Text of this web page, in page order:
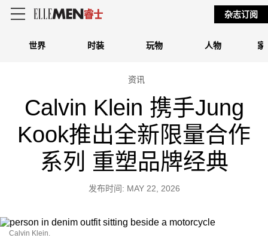
世界 时装 玩物 人物 家
杂志订阅
资讯
Calvin Klein 携手Jung
Kook推出全新限量合作
系列 重塑品牌经典
发布时间: MAY 22, 2026
Calvin Klein.